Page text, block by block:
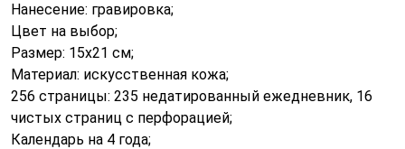
Нанесение: гравировка;
Цвет на выбор;
Размер: 15х21 см;
Материал: искусственная кожа;
256 страницы: 235 недатированный ежедневник, 16
чистых страниц с перфорацией;
Календарь на 4 года;